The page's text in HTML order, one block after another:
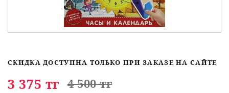
СКИДКА ДОСТУПНА ТОЛЬКО ПРИ ЗАКАЗЕ НА САЙТЕ
3 375 тг 4 500 тг